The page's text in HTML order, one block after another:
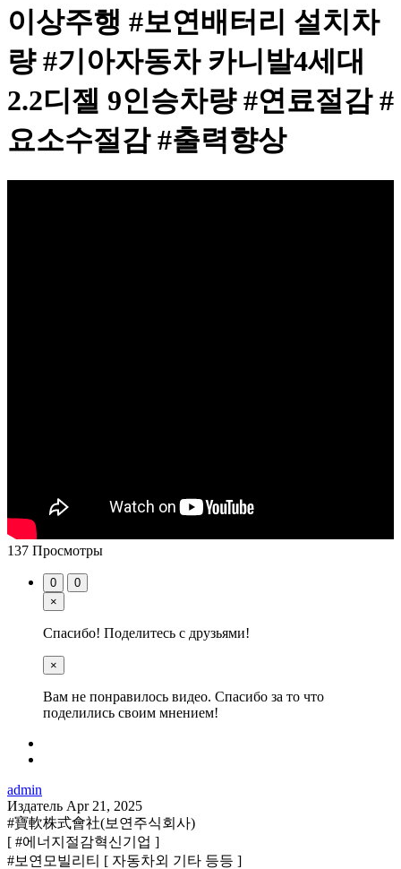
이상주행 #보연배터리 설치차
량 #기아자동차 카니발4세대
2.2디젤 9인승차량 #연료절감 #
요소수절감 #출력향상
137 Просмотры
0
0
×
Спасибо! Поделитесь с друзьями!
×
Вам не понравилось видео. Спасибо за то что
поделились своим мнением!
admin
Издатель Apr 21, 2025
#寶軟株式會社(보연주식회사)
[ #에너지절감혁신기업 ]
#보연모빌리티 [ 자동차외 기타 등등 ]